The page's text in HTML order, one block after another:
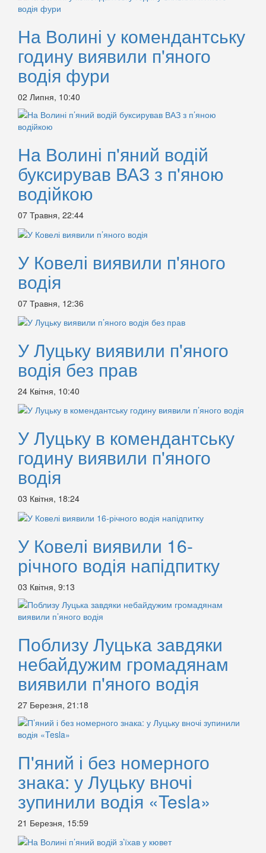
На Волині у комендантську
годину виявили п'яного
водія фури
02 Липня, 10:40
На Волині п'яний водій
буксирував ВАЗ з п'яною
водійкою
07 Травня, 22:44
У Ковелі виявили п'яного
водія
07 Травня, 12:36
У Луцьку виявили п'яного
водія без прав
24 Квітня, 10:40
У Луцьку в комендантську
годину виявили п'яного
водія
03 Квітня, 18:24
У Ковелі виявили 16-
річного водія напідпитку
03 Квітня, 9:13
Поблизу Луцька завдяки
небайдужим громадянам
виявили п'яного водія
27 Березня, 21:18
П'яний і без номерного
знака: у Луцьку вночі
зупинили водія «Tesla»
21 Березня, 15:59